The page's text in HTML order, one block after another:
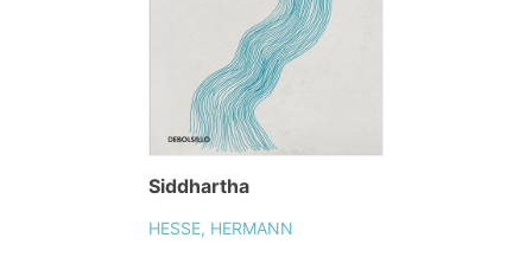
Siddhartha
HESSE, HERMANN